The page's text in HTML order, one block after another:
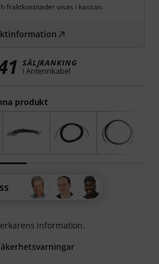
produkt
fraktkostnader visas i kassan.
SÄLJRANKING
i Antennkabel
information.